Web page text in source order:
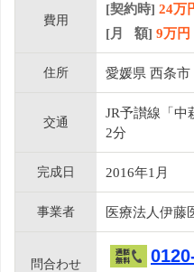
費用
[契約時] 24万
[月 額] 9万円
住所 愛媛県 西条市
交通
JR予讃線「
2分
完成日 2016年1月
事業者 医療法人伊藤
問合わせ